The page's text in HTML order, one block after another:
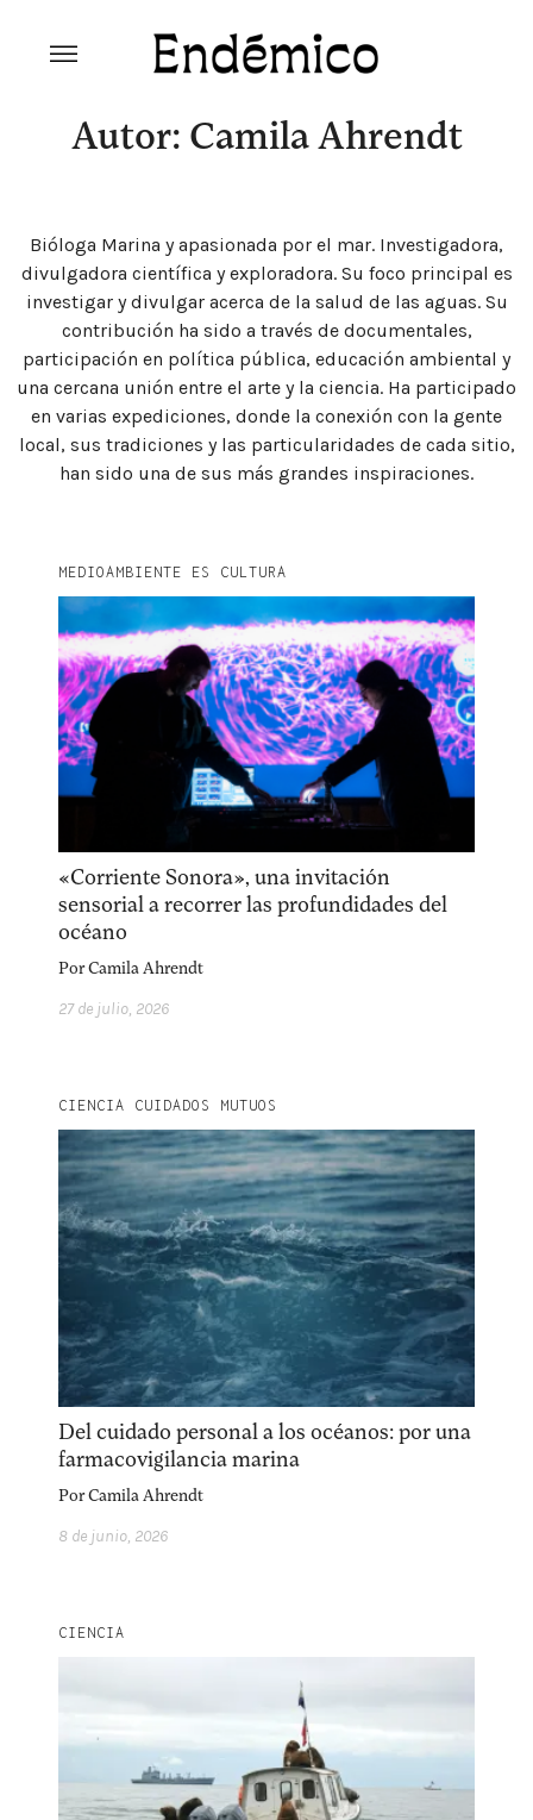
content
ambiental
Autor: Camila Ahrendt
Bióloga Marina y apasionada por el mar. Investigadora,
divulgadora científica y exploradora. Su foco principal es
investigar y divulgar acerca de la salud de las aguas. Su
contribución ha sido a través de documentales,
participación en política pública, educación ambiental y
una cercana unión entre el arte y la ciencia. Ha participado
en varias expediciones, donde la conexión con la gente
local, sus tradiciones y las particularidades de cada sitio,
han sido una de sus más grandes inspiraciones.
MEDIOAMBIENTE ES CULTURA
«Corriente Sonora», una invitación
sensorial a recorrer las profundidades del
océano
PorCamila Ahrendt
27 de julio, 2026
CIENCIA CUIDADOS MUTUOS
Del cuidado personal a los océanos: por una
farmacovigilancia marina
PorCamila Ahrendt
8 de junio, 2026
CIENCIA
Explora la cultura creativa en torno al movimiento
socioambiental con Endémico.
facebook instagram
pinterest
acerca
equipo política de envíos